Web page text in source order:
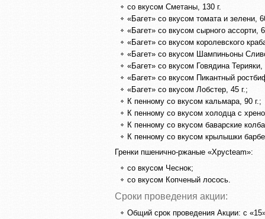
со вкусом Сметаны, 130 г.
«Багет» со вкусом томата и зелени,
«Багет» со вкусом сырного ассорти,
«Багет» со вкусом королевского
«Багет» со вкусом Шампиньоны
«Багет» со вкусом Говядина Терияки,
«Багет» со вкусом Пикантный
«Багет» со вкусом Лобстер, 45 г.;
К пенному со вкусом кальмара, 90 г.;
К пенному со вкусом холодца с
К пенному со вкусом баварские
К пенному со вкусом крылышки
Гренки пшенично-ржаные «Хрусteam»:
со вкусом Чеснок;
со вкусом Копченый лосось.
Сроки проведения акции:
Общий срок проведения Акции: с